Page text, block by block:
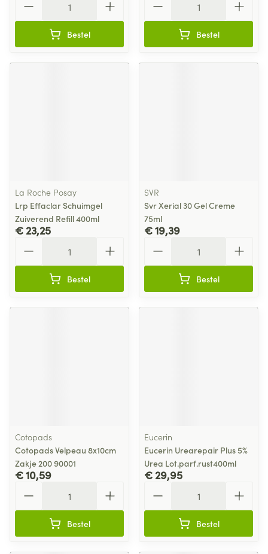
Bestel Bestel
La Roche Posay
Lrp Effaclar Schuimgel
Zuiverend Refill 400ml
€ 23,25
Bestel
SVR
Svr Xerial 30 Gel Creme
75ml
€ 19,39
Bestel
Cotopads
Cotopads Velpeau 8x10cm
Zakje 200 90001
€ 10,59
Bestel
Eucerin
Eucerin Urearepair Plus 5%
Urea Lot.parf.rust400ml
€ 29,95
Bestel